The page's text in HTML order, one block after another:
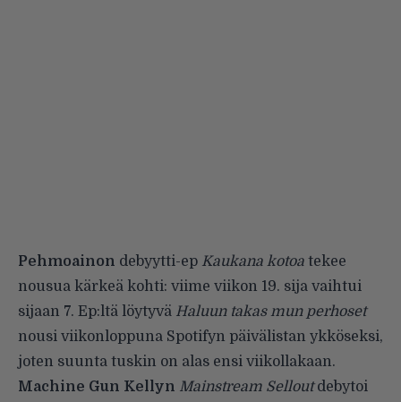
Pehmoainon debyytti-ep Kaukana kotoa tekee
nousua kärkeä kohti: viime viikon 19. sija vaihtui
sijaan 7. Ep:ltä löytyvä Haluun takas mun perhoset
nousi viikonloppuna Spotifyn päivälistan ykköseksi,
joten suunta tuskin on alas ensi viikollakaan.
Machine Gun Kellyn Mainstream Selloutdebytoi